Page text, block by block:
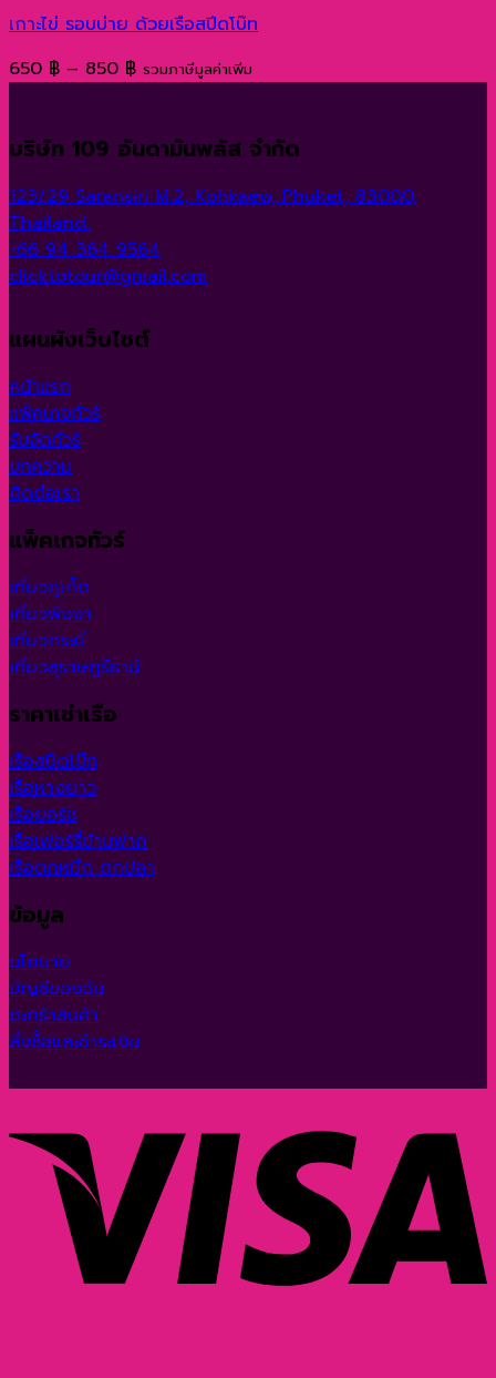
เกาะไข่ รอบบ่าย ด้วยเรือสปีดโบ๊ท
650 ฿ – 850 ฿Price
through
รวมภาษีมูลค่าเพิ่ม
บริษัท 109 อันดามันพลัส จำกัด
123/29 Saransiri M.2, Kohkaew, Phuket, 83000,
Thailand.
+66 94 364 9564
clicktotour@gmail.com
แผนผังเว็บไซต์
หน้าแรก
แพ็คเกจทัวร์
รับจัดทัวร์
บทความ
ติดต่อเรา
แพ็คเกจทัวร์
เที่ยวภูเก็ต
เที่ยวพังงา
เที่ยวกระบี่
เที่ยวสุราษฎร์ธานี
ราคาเช่าเรือ
เรือสปีดโบ๊ท
เรือหางยาว
เรือยอร์ช
เรือเฟอร์รี่ข้ามฟาก
เรือตกหมึก ตกปลา
ข้อมูล
นโยบาย
บัญชีของฉัน
ตะกร้าสินค้า
สั่งซื้อและชำระเงิน